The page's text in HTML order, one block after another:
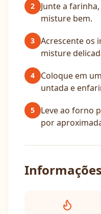
2
Junte a
misture bem.
3
Acrescente os
misture
4
Coloque em
untada e
5
Leve ao forno
por